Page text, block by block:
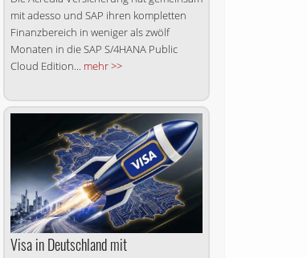
mit adesso und SAP ihren kompletten
Finanzbereich in weniger als zwölf
Monaten in die SAP S/4HANA Public
Cloud Edition... mehr >>
Visa in Deutschland mit